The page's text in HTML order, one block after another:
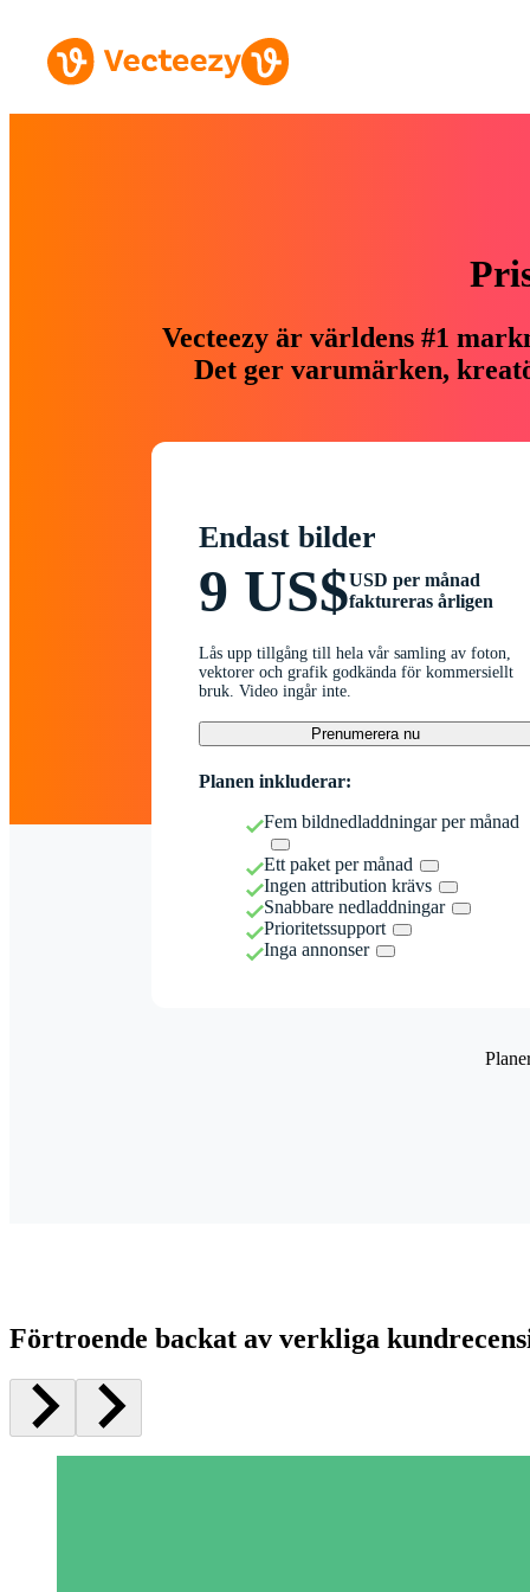
Vecteezy är världens #1
Det ger varumärken,
Endast bilder
9 US$USD per månad
faktureras årligen
Lås upp tillgång till hela vår samling av foton,
vektorer och grafik godkända för kommersiellt
bruk. Video ingår inte.
Prenumerera nu
Planen inkluderar:
Fem bildnedladdningar per månad
Ett paket per månad
Ingen attribution krävs
Snabbare nedladdningar
Prioritetssupport
Inga annonser
Förtroende backat av verkliga